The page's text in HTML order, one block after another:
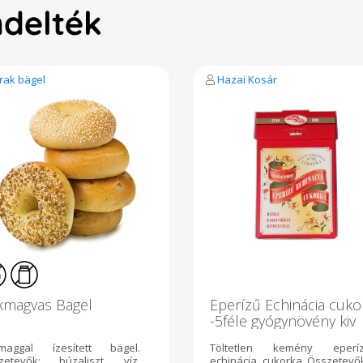
bägel
Bägel
ízesített bägel.
Hazai Kosár
Eperízű Echinácia
-5féle gyógynövény kiv
Töltetlen kemény